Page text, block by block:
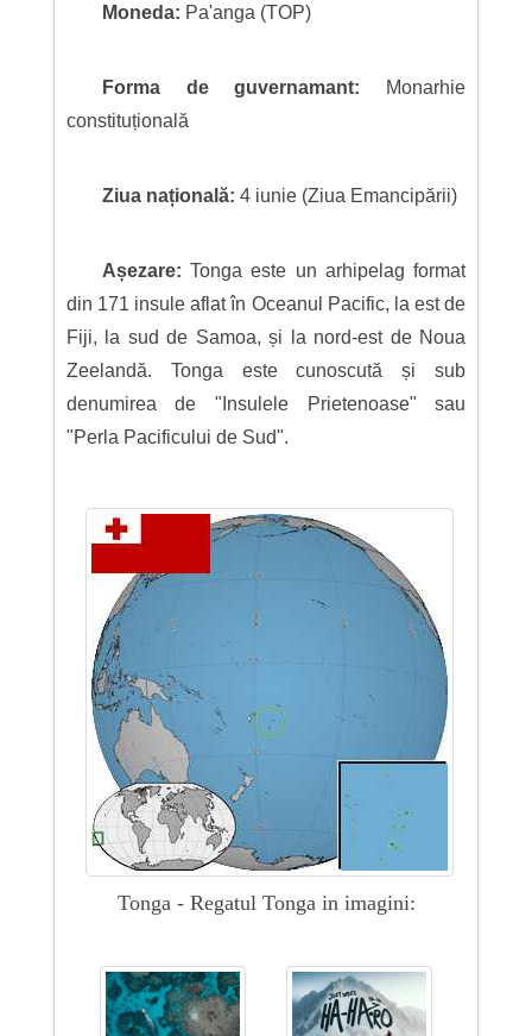
Moneda: Pa'anga (TOP)
Forma de guvernamant:
Monarhie
constituțională
Ziua națională: 4 iunie (Ziua Emancipării)
Așezare:Tonga este un arhipelag format
din 171 insule aflat în Oceanul Pacific, la est de
Fiji, la sud de Samoa, și la nord-est de Noua
Zeelandă. Tonga este cunoscută și sub
denumirea de "Insulele Prietenoase" sau
"Perla Pacificului de Sud".
Tonga - Regatul Tonga in imagini: